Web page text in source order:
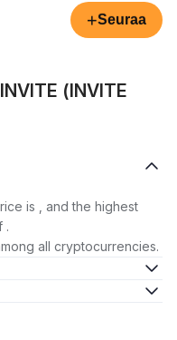
+Seuraa
(INVITE
is , and the highest
.
all cryptocurrencies.